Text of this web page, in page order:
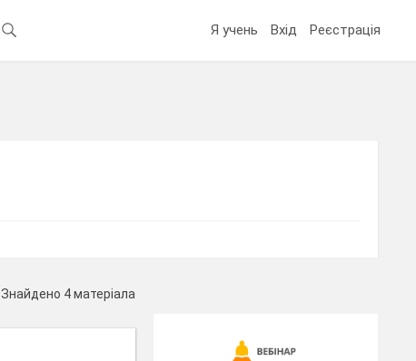
Я учень Вхід Реєстрація
Знайдено 4 матеріала